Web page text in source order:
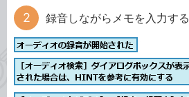
録音しながらメモを入力する